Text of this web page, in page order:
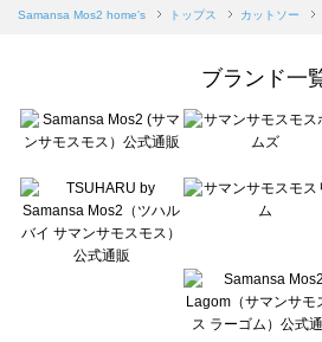
Samansa Mos2 blue（サマンサモスモス ブルー）の
sō4ū（ソウフォーユー）のカットソー一覧
Te chichi（テチチ）のカットソー一覧
Te chichi CLASSIC（テチチ クラシック）のカット
Lugnoncure（ルノンキュール）のカットソー一覧
BETTY'S BLUE（べティーズブルー）のカットソー
Wpc.（ワールドパーティー）のカットソー一覧
Samansa Mos2 home's トップス カットソー
ブランド一